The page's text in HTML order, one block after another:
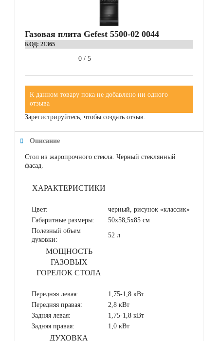
Газовая плита Gefest 5500-02 0044
КОД: 21365
0 / 5
К данном товару пока не добавлено ни одного
отзыва
Зарегистрируйтесь, чтобы создать отзыв.
Описание
Стол из жаропрочного стекла. Черный стеклянный
фасад.
ХАРАКТЕРИСТИКИ
Цвет:
черный, рисунок «классик»
Габаритные размеры:
50х58,5х85 см
Полезный объем
духовки:
52 л
МОЩНОСТЬ
ГАЗОВЫХ
ГОРЕЛОК СТОЛА
Передняя левая:
1,75-1,8 кВт
Передняя правая:
2,8 кВт
Задняя левая:
1,75-1,8 кВт
Задняя правая:
1,0 кВт
ДУХОВКА